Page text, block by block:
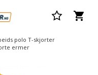
polo T-skjorter
ermer